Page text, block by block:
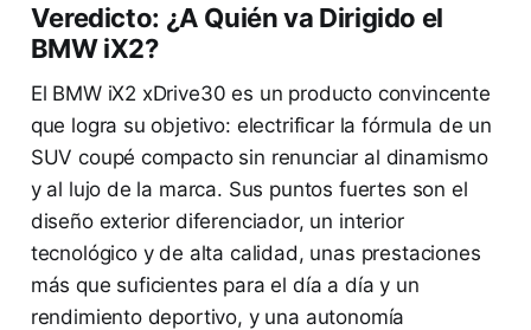
Veredicto: ¿A Quién va Dirigido el
BMW iX2?
El BMW iX2 xDrive30 es un producto convincente
que logra su objetivo: electrificar la fórmula de un
SUV coupé compacto sin renunciar al dinamismo
y al lujo de la marca. Sus puntos fuertes son el
diseño exterior diferenciador, un interior
tecnológico y de alta calidad, unas prestaciones
más que suficientes para el día a día y un
rendimiento deportivo, y una autonomía